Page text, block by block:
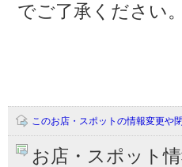
でご了承ください。
このお店・スポットの情報変更や
お店・スポット